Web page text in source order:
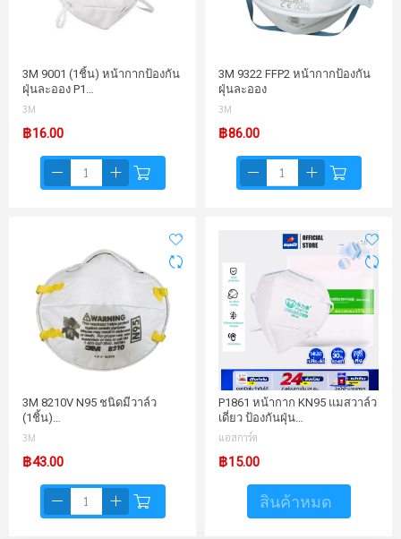
3M 9001 (1ชิ้น) หน้ากากป้องกัน
ฝุ่นละออง P1…
3M
฿16.00
3M 9322 FFP2 หน้ากากป้องกัน
ฝุ่นละออง
3M
฿86.00
3M 8210V N95 ชนิดมีวาล์ว
(1ชิ้น)…
3M
฿43.00
P1861 หน้ากาก KN95 แมสวาล์ว
เดี่ยว ป้องกันฝุ่น…
แอสการ์ด
฿15.00
สินค้าหมด